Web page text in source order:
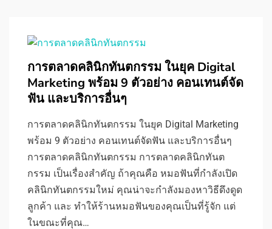
การตลาดคลินิกทันตกรรม ในยุค Digital
Marketing พร้อม 9 ตัวอย่าง คอนเทนต์จัด
ฟัน และบริการอื่นๆ
การตลาดคลินิกทันตกรรม ในยุค Digital Marketing
พร้อม 9 ตัวอย่าง คอนเทนต์จัดฟัน และบริการอื่นๆ
การตลาดคลินิกทันตกรรม การตลาดคลินิกทันต
กรรม เป็นเรื่องสำคัญ ถ้าคุณคือ หมอฟันที่กำลังเปิด
คลินิกทันตกรรมใหม่ คุณน่าจะกำลังมองหาวิธีดึงดูด
ลูกค้า และ ทำให้ร้านหมอฟันของคุณเป็นที่รู้จัก แต่
ในขณะที่คุณ…